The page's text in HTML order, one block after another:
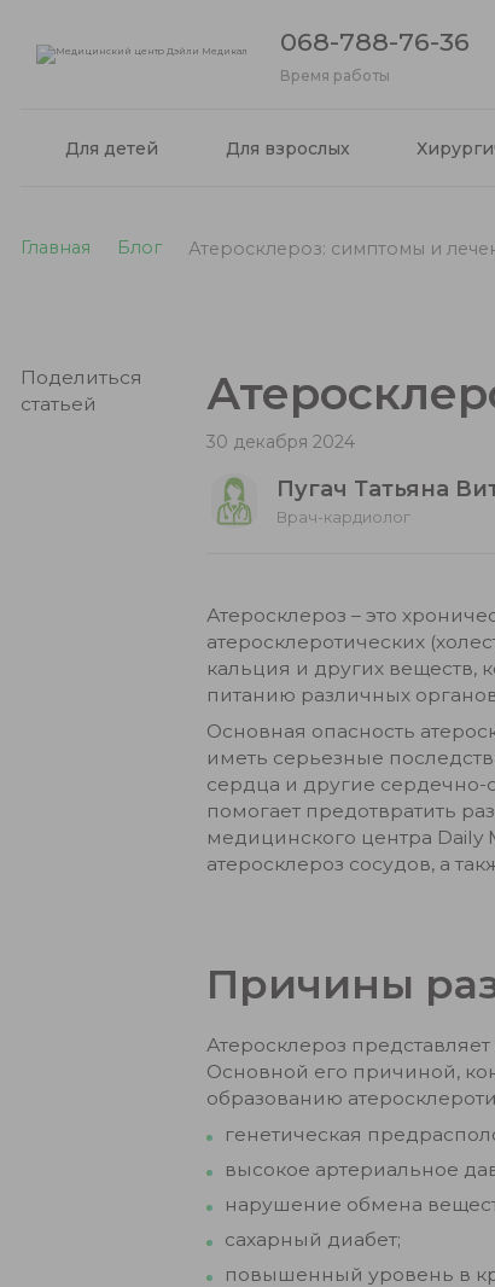
068-788-76-36
Время работы
Для детей Для взрослых
Главная Блог Атеросклероз: симптомы и
Поделиться
статьей
30 декабря 2024
Пугач Татьяна
Врач-кардиолог
Атеросклероз – это
атеросклеротических
кальция и других веществ,
питанию различных
Основная опасность
иметь серьезные
сердца и другие сердечно-
помогает предотвратить
медицинского центра Daily
атеросклероз сосудов, а
Причины
Атеросклероз
Основной его причиной,
образованию
генетическая
высокое артериальное
нарушение обмена
сахарный диабет;
повышенный уровень в